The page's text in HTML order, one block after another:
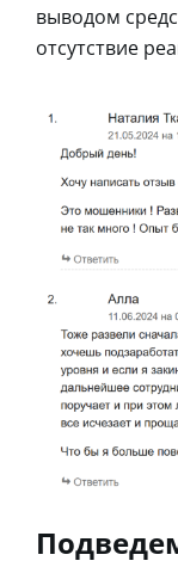
выводом
отсутствие